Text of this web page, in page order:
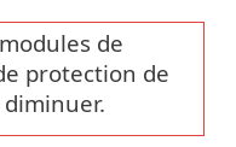
de
protection de